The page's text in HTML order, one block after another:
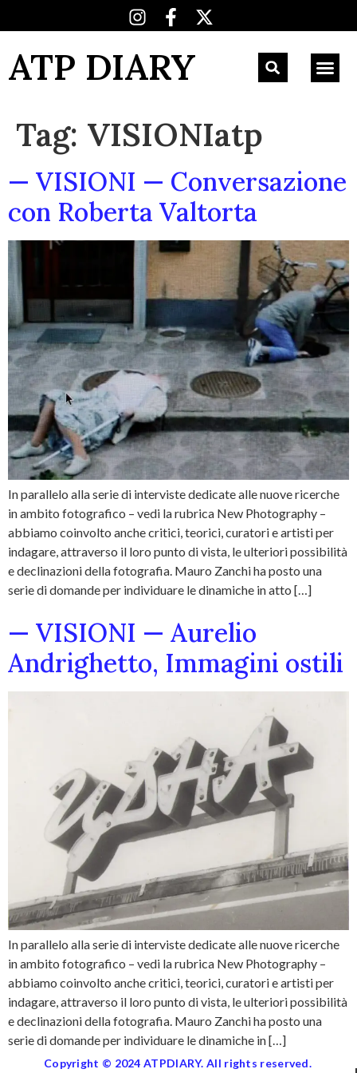
ATP DIARY
Tag: VISIONIatp
— VISIONI — Conversazione
con Roberta Valtorta
In parallelo alla serie di interviste dedicate alle nuove ricerche
in ambito fotografico – vedi la rubrica New Photography –
abbiamo coinvolto anche critici, teorici, curatori e artisti per
indagare, attraverso il loro punto di vista, le ulteriori possibilità
e declinazioni della fotografia. Mauro Zanchi ha posto una
serie di domande per individuare le dinamiche in atto […]
— VISIONI — Aurelio
Andrighetto, Immagini ostili
In parallelo alla serie di interviste dedicate alle nuove ricerche
in ambito fotografico – vedi la rubrica New Photography –
abbiamo coinvolto anche critici, teorici, curatori e artisti per
indagare, attraverso il loro punto di vista, le ulteriori possibilità
e declinazioni della fotografia. Mauro Zanchi ha posto una
serie di domande per individuare le dinamiche in […]
Copyright © 2024 ATPDIARY. All rights reserved.